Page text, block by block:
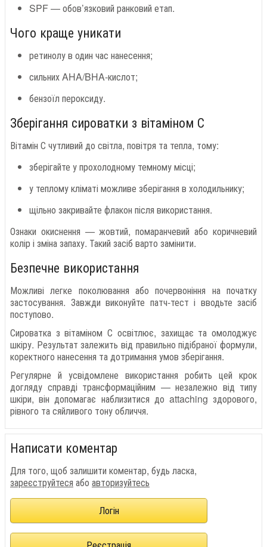
SPF — обов’язковий ранковий етап.
Чого краще уникати
ретинолу в один час нанесення;
сильних AHA/BHA-кислот;
бензоїл пероксиду.
Зберігання сироватки з вітаміном С
Вітамін С чутливий до світла, повітря та тепла, тому:
зберігайте у прохолодному темному місці;
у теплому кліматі можливе зберігання в холодильнику;
щільно закривайте флакон після використання.
Ознаки окиснення — жовтий, помаранчевий або коричневий
колір і зміна запаху. Такий засіб варто замінити.
Безпечне використання
Можливі легке поколювання або почервоніння на початку
застосування. Завжди виконуйте патч-тест і вводьте засіб
поступово.
Сироватка з вітаміном С освітлює, захищає та омолоджує
шкіру. Результат залежить від правильно підібраної формули,
коректного нанесення та дотримання умов зберігання.
Регулярне й усвідомлене використання робить цей крок
догляду справді трансформаційним — незалежно від типу
шкіри, він допомагає наблизитися до attaching здорового,
рівного та сяйливого тону обличчя.
Написати коментар
Для того, щоб залишити коментар, будь ласка,
зареєструйтеся або авторизуйтесь
Логін